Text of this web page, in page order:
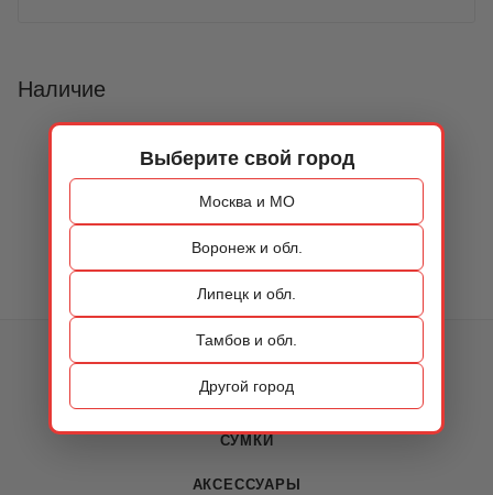
Выберите свой город
Москва и МО
Воронеж и обл.
Липецк и обл.
Тамбов и обл.
Другой город
Наличие
ОБУВЬ
СУМКИ
АКСЕССУАРЫ